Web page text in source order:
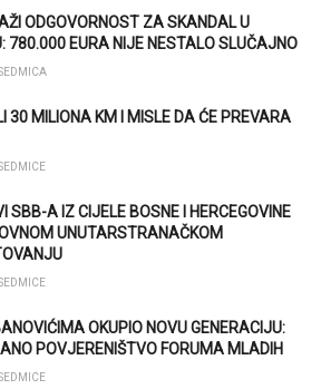
ODGOVORNOST ZA SKANDAL U
780.000 EURA NIJE NESTALO SLUČAJNO
30 MILIONA KM I MISLE DA ĆE PREVARA
SBB-A IZ CIJELE BOSNE I HERCEGOVINE
UNUTARSTRANAČKOM
OKUPIO NOVU GENERACIJU:
POVJERENIŠTVO FORUMA MLADIH